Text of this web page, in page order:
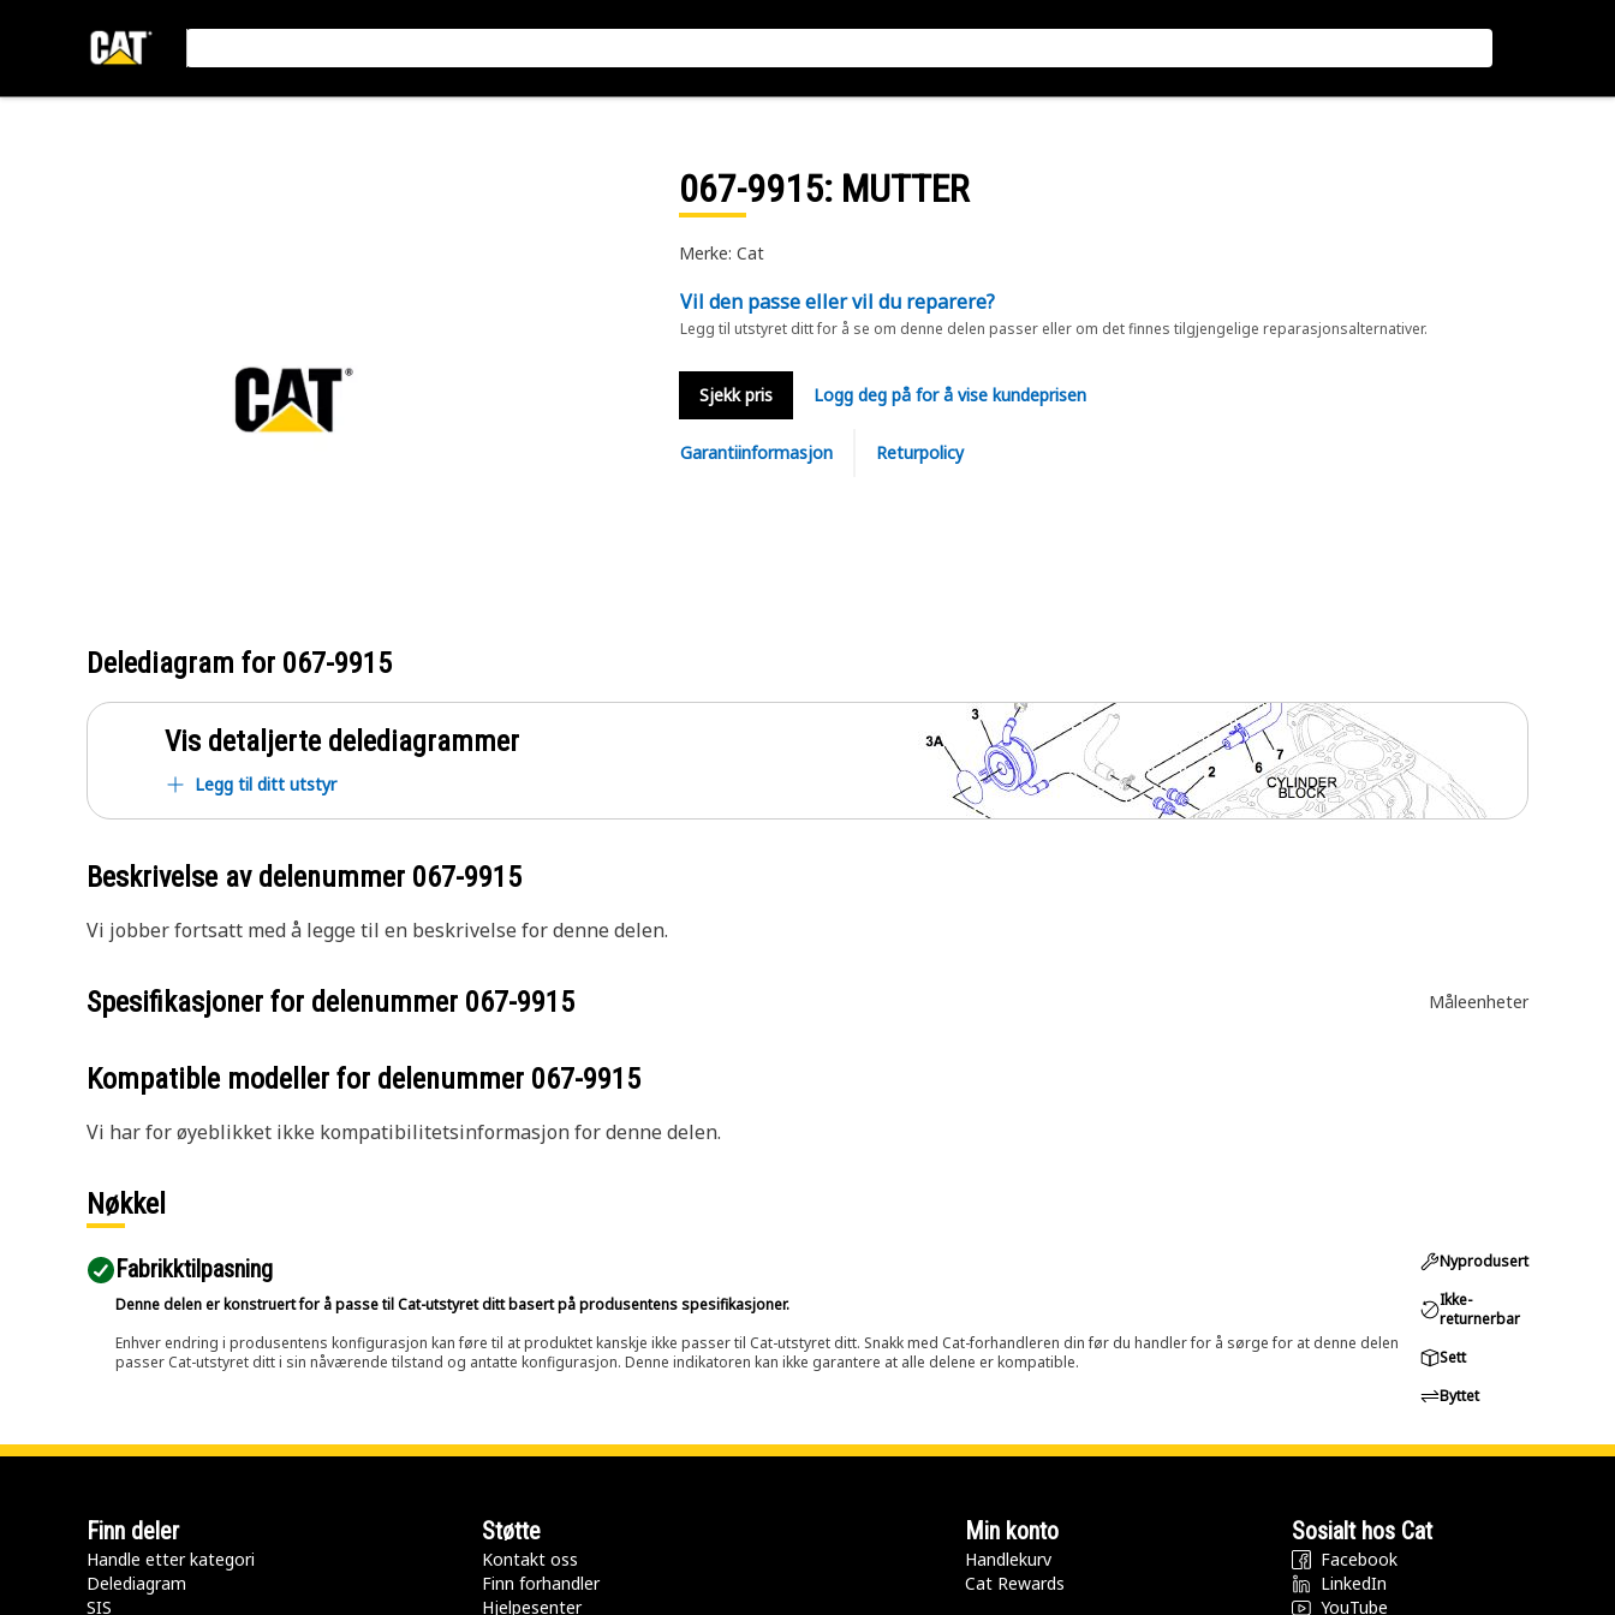
067-9915: MUTTER
Merke: Cat
Vil den passe eller vil du reparere?
Legg til utstyret ditt for å se om denne delen passer eller om det finnes tilgjengelige reparasjonsalternativer.
Sjekk pris Logg deg på for å vise kundeprisen
Garantiinformasjon Returpolicy
Delediagram for 067-9915
Vis detaljerte delediagrammer
Legg til ditt utstyr
Beskrivelse av delenummer 067-9915
Vi jobber fortsatt med å legge til en beskrivelse for denne delen.
Spesifikasjoner for delenummer 067-9915 Måleenheter
Kompatible modeller for delenummer 067-9915
Vi har for øyeblikket ikke kompatibilitetsinformasjon for denne delen.
Nøkkel
Fabrikktilpasning
Denne delen er konstruert for å passe til Cat-utstyret ditt basert på produsentens spesifikasjoner.
Enhver endring i produsentens konfigurasjon kan føre til at produktet kanskje ikke passer til Cat-utstyret ditt. Snakk med Cat-forhandleren din før du handler for å sørge for at denne delen
passer Cat-utstyret ditt i sin nåværende tilstand og antatte konfigurasjon. Denne indikatoren kan ikke garantere at alle delene er kompatible.
Nyprodusert
Ikke-
returnerbar
Sett
Byttet
Finn deler
Handle etter kategori
Delediagram
SIS
Støtte
Kontakt oss
Finn forhandler
Hjelpesenter
Min konto
Handlekurv
Cat Rewards
Sosialt hos Cat
Facebook
LinkedIn
YouTube